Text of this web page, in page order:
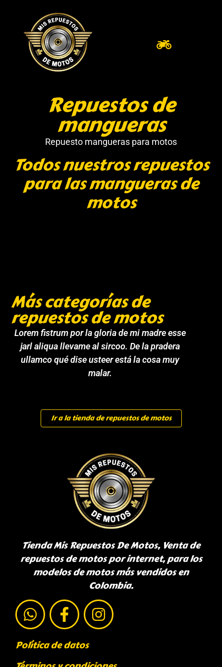
Repuestos de
mangueras
Repuesto mangueras para motos
Todos nuestros repuestos
para las mangueras de
motos
Más categorías de
repuestos de motos
Lorem fistrum por la gloria de mi madre esse
jarl aliqua llevame al sircoo. De la pradera
ullamco qué dise usteer está la cosa muy
malar.
Ir a la tienda de repuestos de motos
Tienda Mis Repuestos De Motos, Venta de
repuestos de motos por internet, para los
modelos de motos más vendidos en
Colombia.
Política de datos